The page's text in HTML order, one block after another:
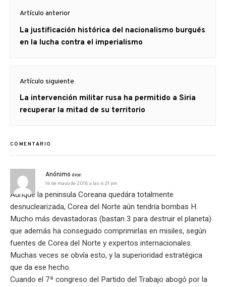
de
entradas
Artículo anterior
Artículo
anterior
La justificación histórica del nacionalismo burgués
en la lucha contra el imperialismo
Artículo siguiente
Artículo
siguiente:
La intervención militar rusa ha permitido a Siria
recuperar la mitad de su territorio
COMENTARIO
Anónimo dice:
16 de mayo de 2018 a las 6:21 pm
Aunque la peninsula Coreana quedára totalmente
desnuclearizada, Corea del Norte aún tendría bombas H.
Mucho más devastadoras (bastan 3 para destruir el planeta)
que además ha conseguido comprimirlas en misiles, según
fuentes de Corea del Norte y expertos internacionales.
Muchas veces se obvía esto, y la superioridad estratégica
que da ese hecho.
Cuando el 7ª congreso del Partido del Trabajo abogó por la